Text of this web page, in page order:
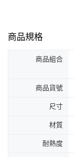
商品規格
商品組合
商品貨號
尺寸
材質
耐熱度